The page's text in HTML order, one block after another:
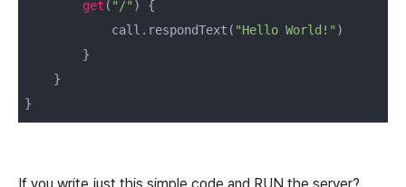
get ( "/" ) {
            call.respondText(
"Hello World!" )
        }
    }
}